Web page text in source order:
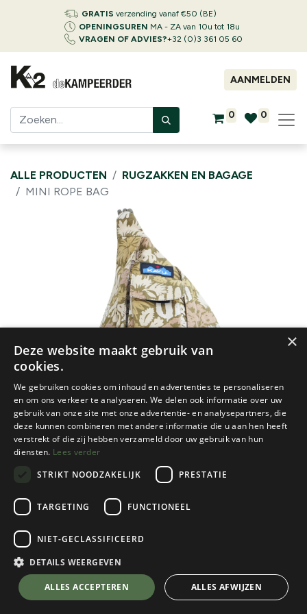
GRATIS verzending vanaf €50 (BE)
OPENINGSUREN MA - ZA van 10u tot 18u
VRAGEN OF ADVIES?+32 (0)3 361 05 60
AANMELDEN
0 0
ALLE PRODUCTEN
RUGZAKKEN EN BAGAGE
MINI ROPE BAG
Kavu
Mini Rope Bag
Cactus Garden
Kies een kleur
💬 Stel je vraag over dit product via WhatsApp
×
Deze website maakt gebruik van
cookies.
We gebruiken cookies om inhoud en advertenties te personaliseren
en om ons verkeer te analyseren. We delen ook informatie over uw
gebruik van onze site met onze advertentie- en analysepartners, die
deze kunnen combineren met andere informatie die u aan hen heeft
verstrekt of die zij hebben verzameld door uw gebruik van hun
diensten. Lees verder
STRIKT NOODZAKELIJK
PRESTATIE
TARGETING FUNCTIONEEL
NIET-GECLASSIFICEERD
DETAILS WEERGEVEN
ALLES ACCEPTEREN ALLES AFWIJZEN